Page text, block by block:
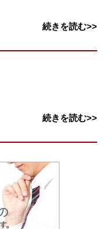
続きを読む>>
続きを読む>>